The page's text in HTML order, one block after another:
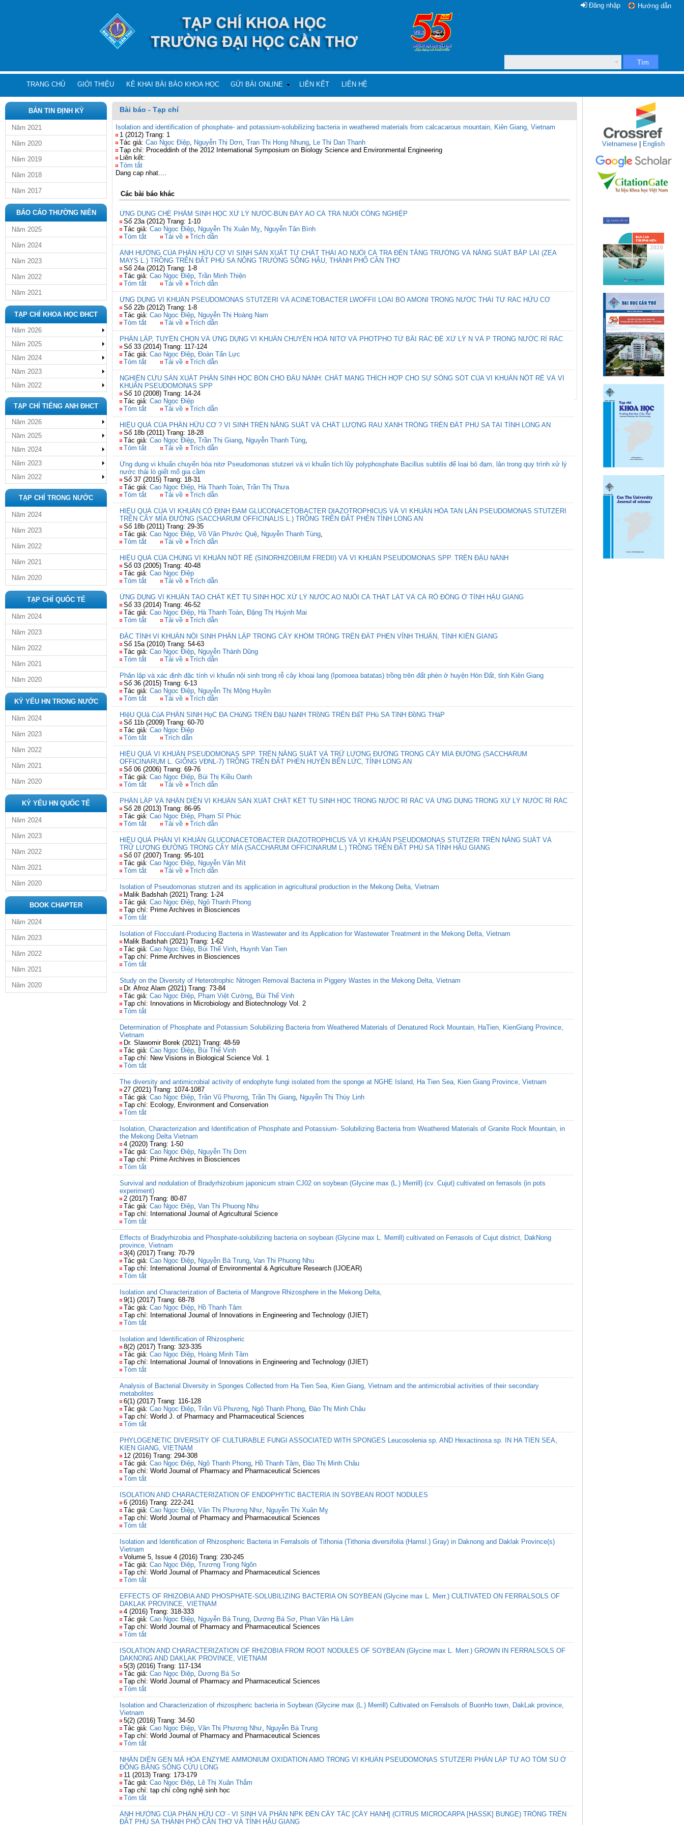
Hướng dẫn
Đăng nhập
Tìm
TRANG CHỦ GIỚI THIỆU KÊ KHAI BÀI BÁO KHOA HỌC GỬI BÀI ONLINE LIÊN KẾT LIÊN HỆ
BẢN TIN ĐỊNH KỲ
Năm 2021
Năm 2020
Năm 2019
Năm 2018
Năm 2017
BÁO CÁO THƯỜNG NIÊN
Năm 2025
Năm 2024
Năm 2023
Năm 2022
Năm 2021
TẠP CHÍ KHOA HỌC ĐHCT
Năm 2026
Năm 2025
Năm 2024
Năm 2023
Năm 2022
TẠP CHÍ TIẾNG ANH ĐHCT
Năm 2026
Năm 2025
Năm 2024
Năm 2023
Năm 2022
TẠP CHÍ TRONG NƯỚC
Năm 2024
Năm 2023
Năm 2022
Năm 2021
Năm 2020
TẠP CHÍ QUỐC TẾ
Năm 2024
Năm 2023
Năm 2022
Năm 2021
Năm 2020
KỶ YẾU HN TRONG NƯỚC
Năm 2024
Năm 2023
Năm 2022
Năm 2021
Năm 2020
KỶ YẾU HN QUỐC TẾ
Năm 2024
Năm 2023
Năm 2022
Năm 2021
Năm 2020
BOOK CHAPTER
Năm 2024
Năm 2023
Năm 2022
Năm 2021
Năm 2020
Bài báo - Tạp chí
Isolation and identification of phosphate- and potassium-solubilizing bacteria in weathered materials from calcacarous mountain, Kiên Giang, Vietnam
1 (2012) Trang: 1
Tác giả: Cao Ngọc Điệp, Nguyễn Thị Dơn, Tran Thi Hong Nhung, Le Thi Dan Thanh
Tạp chí: Proceddinh of the 2012 International Symposium on Biology Science and Environmental Engineering
Liên kết:
Tóm tắt
Dang cap nhat....
Các bài báo khác
ỨNG DỤNG CHẾ PHẨM SINH HỌC XỬ LÝ NƯỚC-BÙN ĐÁY AO CÁ TRA NUÔI CÔNG NGHIỆP
Số 23a (2012) Trang: 1-10
Tác giả: Cao Ngọc Điệp, Nguyễn Thị Xuân Mỵ, Nguyễn Tân Bình
Tóm tắt
Tải về Trích dẫn
ẢNH HƯỞNG CỦA PHÂN HỮU CƠ VI SINH SẢN XUẤT TỪ CHẤT THẢI AO NUÔI CÁ TRA ĐẾN TĂNG TRƯỞNG VÀ NĂNG SUẤT BẮP LAI (ZEA
MAYS L.) TRỒNG TRÊN ĐẤT PHÙ SA NÔNG TRƯỜNG SÔNG HẬU, THÀNH PHỐ CẦN THƠ
Số 24a (2012) Trang: 1-8
Tác giả: Cao Ngọc Điệp, Trần Minh Thiện
Tóm tắt
Tải về Trích dẫn
ỨNG DỤNG VI KHUẨN PSEUDOMONAS STUTZERI VÀ ACINETOBACTER LWOFFII LOẠI BỎ AMONI TRONG NƯỚC THẢI TỪ RÁC HỮU CƠ
Số 22b (2012) Trang: 1-8
Tác giả: Cao Ngọc Điệp, Nguyễn Thị Hoàng Nam
Tóm tắt
Tải về Trích dẫn
PHÂN LẬP, TUYỂN CHỌN VÀ ỨNG DỤNG VI KHUẨN CHUYỂN HOÁ NITƠ VÀ PHOTPHO TỪ BÃI RÁC ĐỂ XỬ LÝ N VÀ P TRONG NƯỚC RỈ RÁC
Số 33 (2014) Trang: 117-124
Tác giả: Cao Ngọc Điệp, Đoàn Tấn Lực
Tóm tắt
Tải về Trích dẫn
NGHIÊN CỨU SẢN XUẤT PHÂN SINH HỌC BÓN CHO ĐẬU NÀNH: CHẤT MANG THÍCH HỢP CHO SỰ SỐNG SÓT CỦA VI KHUẨN NỐT RỄ VÀ VI
KHUẨN PSEUDOMONAS SPP
Số 10 (2008) Trang: 14-24
Tác giả: Cao Ngọc Điệp
Tóm tắt
Tải về Trích dẫn
HIỆU QUẢ CỦA PHÂN HỮU CƠ ? VI SINH TRÊN NĂNG SUẤT VÀ CHẤT LƯỢNG RAU XANH TRỒNG TRÊN ĐẤT PHÙ SA TẠI TỈNH LONG AN
Số 18b (2011) Trang: 18-28
Tác giả: Cao Ngọc Điệp, Trần Thị Giang, Nguyễn Thanh Tùng,
Tóm tắt
Tải về Trích dẫn
Ứng dụng vi khuẩn chuyển hóa nitơ Pseudomonas stutzeri và vi khuẩn tích lũy polyphosphate Bacillus subtilis để loại bỏ đạm, lân trong quy trình xử lý
nước thải lò giết mổ gia cầm
Số 37 (2015) Trang: 18-31
Tác giả: Cao Ngọc Điệp, Hà Thanh Toàn, Trần Thị Thưa
Tóm tắt
Tải về Trích dẫn
HIỆU QUẢ CỦA VI KHUẨN CỐ ĐỊNH ĐẠM GLUCONACETOBACTER DIAZOTROPHICUS VÀ VI KHUẨN HÒA TAN LÂN PSEUDOMONAS STUTZERI
TRÊN CÂY MÍA ĐƯỜNG (SACCHARUM OFFICINALIS L.) TRỒNG TRÊN ĐẤT PHÈN TỈNH LONG AN
Số 18b (2011) Trang: 29-35
Tác giả: Cao Ngọc Điệp, Võ Văn Phước Quệ, Nguyễn Thanh Tùng,
Tóm tắt
Tải về Trích dẫn
HIỆU QUẢ CỦA CHỦNG VI KHUẨN NỐT RỄ (SINORHIZOBIUM FREDII) VÀ VI KHUẨN PSEUDOMONAS SPP. TRÊN ĐẬU NÀNH
Số 03 (2005) Trang: 40-48
Tác giả: Cao Ngọc Điệp
Tóm tắt
Tải về Trích dẫn
ỨNG DỤNG VI KHUẨN TẠO CHẤT KẾT TỤ SINH HỌC XỬ LÝ NƯỚC AO NUÔI CÁ THÁT LÁT VÀ CÁ RÔ ĐỒNG Ở TỈNH HẬU GIANG
Số 33 (2014) Trang: 46-52
Tác giả: Cao Ngọc Điệp, Hà Thanh Toàn, Đặng Thị Huỳnh Mai
Tóm tắt
Tải về Trích dẫn
ĐẶC TÍNH VI KHUẨN NỘI SINH PHÂN LẬP TRONG CÂY KHÓM TRỒNG TRÊN ĐẤT PHÈN VĨNH THUẬN, TỈNH KIÊN GIANG
Số 15a (2010) Trang: 54-63
Tác giả: Cao Ngọc Điệp, Nguyễn Thành Dũng
Tóm tắt
Tải về Trích dẫn
Phân lập và xác định đặc tính vi khuẩn nội sinh trong rễ cây khoai lang (Ipomoea batatas) trồng trên đất phèn ở huyện Hòn Đất, tỉnh Kiên Giang
Số 36 (2015) Trang: 6-13
Tác giả: Cao Ngọc Điệp, Nguyễn Thị Mộng Huyền
Tóm tắt
Tải về Trích dẫn
HIệU QUả CủA PHÂN SINH HọC ĐA CHủNG TRÊN ĐậU NàNH TRồNG TRÊN ĐấT PHù SA TỉNH ĐồNG THáP
Số 11b (2009) Trang: 60-70
Tác giả: Cao Ngọc Điệp
Tóm tắt
Trích dẫn
HIỆU QUẢ VI KHUẨN PSEUDOMONAS SPP. TRÊN NĂNG SUẤT VÀ TRỮ LƯỢNG ĐƯỜNG TRONG CÂY MÍA ĐƯỜNG (SACCHARUM
OFFICINARUM L. GIỐNG VĐNL-7) TRỒNG TRÊN ĐẤT PHÈN HUYỆN BẾN LỨC, TỈNH LONG AN
Số 06 (2006) Trang: 69-76
Tác giả: Cao Ngọc Điệp, Bùi Thị Kiều Oanh
Tóm tắt
Tải về Trích dẫn
PHÂN LẬP VÀ NHẬN DIỆN VI KHUẨN SẢN XUẤT CHẤT KẾT TỤ SINH HỌC TRONG NƯỚC RỈ RÁC VÀ ỨNG DỤNG TRONG XỬ LÝ NƯỚC RỈ RÁC
Số 28 (2013) Trang: 86-95
Tác giả: Cao Ngọc Điệp, Phạm Sĩ Phúc
Tóm tắt
Tải về Trích dẫn
HIỆU QUẢ PHÂN VI KHUẨN GLUCONACETOBACTER DIAZOTROPHICUS VÀ VI KHUẨN PSEUDOMONAS STUTZERI TRÊN NĂNG SUẤT VÀ
TRỮ LƯỢNG ĐƯỜNG TRONG CÂY MÍA (SACCHARUM OFFICINARUM L.) TRỒNG TRÊN ĐẤT PHÙ SA TỈNH HẬU GIANG
Số 07 (2007) Trang: 95-101
Tác giả: Cao Ngọc Điệp, Nguyễn Văn Mít
Tóm tắt
Tải về Trích dẫn
Isolation of Pseudomonas stutzeri and its application in agricultural production in the Mekong Delta, Vietnam
Malik Badshah (2021) Trang: 1-24
Tác giả: Cao Ngọc Điệp, Ngô Thanh Phong
Tạp chí: Prime Archives in Biosciences
Tóm tắt
Isolation of Flocculant-Producing Bacteria in Wastewater and its Application for Wastewater Treatment in the Mekong Delta, Vietnam
Malik Badshah (2021) Trang: 1-62
Tác giả: Cao Ngọc Điệp, Bùi Thế Vinh, Huynh Van Tien
Tạp chí: Prime Archives in Biosciences
Tóm tắt
Study on the Diversity of Heterotrophic Nitrogen Removal Bacteria in Piggery Wastes in the Mekong Delta, Vietnam
Dr. Afroz Alam (2021) Trang: 73-84
Tác giả: Cao Ngọc Điệp, Phạm Việt Cường, Bùi Thế Vinh
Tạp chí: Innovations in Microbiology and Biotechnology Vol. 2
Tóm tắt
Determination of Phosphate and Potassium Solubilizing Bacteria from Weathered Materials of Denatured Rock Mountain, HaTien, KienGiang Province,
Vietnam
Dr. Slawomir Borek (2021) Trang: 48-59
Tác giả: Cao Ngọc Điệp, Bùi Thế Vinh
Tạp chí: New Visions in Biological Science Vol. 1
Tóm tắt
The diversity and antimicrobial activity of endophyte fungi isolated from the sponge at NGHE Island, Ha Tien Sea, Kien Giang Province, Vietnam
27 (2021) Trang: 1074-1087
Tác giả: Cao Ngọc Điệp, Trần Vũ Phương, Trần Thị Giang, Nguyễn Thị Thùy Linh
Tạp chí: Ecology, Environment and Conservation
Tóm tắt
Isolation, Characterization and Identification of Phosphate and Potassium- Solubilizing Bacteria from Weathered Materials of Granite Rock Mountain, in
the Mekong Delta Vietnam
4 (2020) Trang: 1-50
Tác giả: Cao Ngọc Điệp, Nguyễn Thị Dơn
Tạp chí: Prime Archives in Biosciences
Tóm tắt
Survival and nodulation of Bradyrhizobium japonicum strain CJ02 on soybean (Glycine max (L.) Merrill) (cv. Cujut) cultivated on ferrasols (in pots
experiment)
2 (2017) Trang: 80-87
Tác giả: Cao Ngọc Điệp, Van Thi Phuong Nhu
Tạp chí: International Journal of Agricultural Science
Tóm tắt
Effects of Bradyrhizobia and Phosphate-solubilizing bacteria on soybean (Glycine max L. Merrill) cultivated on Ferrasols of Cujut district, DakNong
province, Vietnam
3(4) (2017) Trang: 70-79
Tác giả: Cao Ngọc Điệp, Nguyễn Bá Trung, Van Thi Phuong Nhu
Tạp chí: International Journal of Environmental & Agriculture Research (IJOEAR)
Tóm tắt
Isolation and Characterization of Bacteria of Mangrove Rhizosphere in the Mekong Delta,
9(1) (2017) Trang: 68-78
Tác giả: Cao Ngọc Điệp, Hồ Thanh Tâm
Tạp chí: International Journal of Innovations in Engineering and Technology (IJIET)
Tóm tắt
Isolation and Identification of Rhizospheric
8(2) (2017) Trang: 323-335
Tác giả: Cao Ngọc Điệp, Hoàng Minh Tâm
Tạp chí: International Journal of Innovations in Engineering and Technology (IJIET)
Tóm tắt
Analysis of Bacterial Diversity in Sponges Collected from Ha Tien Sea, Kien Giang, Vietnam and the antimicrobial activities of their secondary
metabolites
6(1) (2017) Trang: 116-128
Tác giả: Cao Ngọc Điệp, Trần Vũ Phương, Ngô Thanh Phong, Đào Thị Minh Châu
Tạp chí: World J. of Pharmacy and Pharmaceutical Sciences
Tóm tắt
PHYLOGENETIC DIVERSITY OF CULTURABLE FUNGI ASSOCIATED WITH SPONGES Leucosolenia sp. AND Hexactinosa sp. IN HA TIEN SEA,
KIEN GIANG, VIETNAM
12 (2016) Trang: 294-308
Tác giả: Cao Ngọc Điệp, Ngô Thanh Phong, Hồ Thanh Tâm, Đào Thị Minh Châu
Tạp chí: World Journal of Pharmacy and Pharmaceutical Sciences
Tóm tắt
ISOLATION AND CHARACTERIZATION OF ENDOPHYTIC BACTERIA IN SOYBEAN ROOT NODULES
6 (2016) Trang: 222-241
Tác giả: Cao Ngọc Điệp, Văn Thị Phương Như, Nguyễn Thị Xuân Mỵ
Tạp chí: World Journal of Pharmacy and Pharmaceutical Sciences
Tóm tắt
Isolation and Identification of Rhizospheric Bacteria in Ferralsols of Tithonia (Tithonia diversifolia (Hamsl.) Gray) in Daknong and Daklak Province(s)
Vietnam
Volume 5, Issue 4 (2016) Trang: 230-245
Tác giả: Cao Ngọc Điệp, Trương Trọng Ngôn
Tạp chí: World Journal of Pharmacy and Pharmaceutical Sciences
Tóm tắt
EFFECTS OF RHIZOBIA AND PHOSPHATE-SOLUBILIZING BACTERIA ON SOYBEAN (Glycine max L. Merr.) CULTIVATED ON FERRALSOLS OF
DAKLAK PROVINCE, VIETNAM
4 (2016) Trang: 318-333
Tác giả: Cao Ngọc Điệp, Nguyễn Bá Trung, Dương Bá Sơ, Phan Văn Hà Lâm
Tạp chí: World Journal of Pharmacy and Pharmaceutical Sciences
Tóm tắt
ISOLATION AND CHARACTERIZATION OF RHIZOBIA FROM ROOT NODULES OF SOYBEAN (Glycine max L. Merr.) GROWN IN FERRALSOLS OF
DAKNONG AND DAKLAK PROVINCE, VIETNAM
5(3) (2016) Trang: 117-134
Tác giả: Cao Ngọc Điệp, Dương Bá Sơ
Tạp chí: World Journal of Pharmacy and Pharmaceutical Sciences
Tóm tắt
Isolation and Characterization of rhizospheric bacteria in Soybean (Glycine max (L.) Merrill) Cultivated on Ferralsols of BuonHo town, DakLak province,
Vietnam
5(2) (2016) Trang: 34-50
Tác giả: Cao Ngọc Điệp, Văn Thị Phương Như, Nguyễn Bá Trung
Tạp chí: World Journal of Pharmacy and Pharmaceutical Sciences
Tóm tắt
NHẬN DIỆN GEN MÃ HÓA ENZYME AMMONIUM OXIDATION AMO TRONG VI KHUẨN PSEUDOMONAS STUTZERI PHÂN LẬP TỪ AO TÔM SÚ Ở
ĐỒNG BẰNG SÔNG CỬU LONG
11 (2013) Trang: 173-179
Tác giả: Cao Ngọc Điệp, Lê Thị Xuân Thắm
Tạp chí: tạp chí công nghệ sinh học
Tóm tắt
ẢNH HƯỞNG CỦA PHÂN HỮU CƠ - VI SINH VÀ PHÂN NPK ĐẾN CÂY TẮC [CÂY HẠNH] (CITRUS MICROCARPA [HASSK] BUNGE) TRỒNG TRÊN
ĐẤT PHÙ SA THÀNH PHỐ CẦN THƠ VÀ TỈNH HẬU GIANG
Vietnamese English